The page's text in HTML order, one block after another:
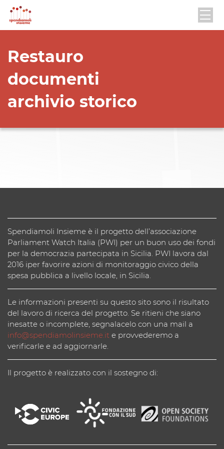
Restauro
documenti
archivio storico
Spendiamoli Insieme è il progetto dell’associazione
Parliament Watch Italia (PWI) per un buon uso dei fondi
per la democrazia partecipata in Sicilia. PWI lavora dal
2016 iper favorire azioni di monitoraggio civico della
spesa pubblica a livello locale, in Sicilia.
Le informazioni presenti su questo sito sono il risultato
del lavoro di ricerca del progetto. Se ritieni che siano
inesatte o incomplete, segnalacelo con una mail a
info@spendiamolinsieme.it e provvederemo a
verificarle e ad aggiornarle.
Il progetto è realizzato con il sostegno di: